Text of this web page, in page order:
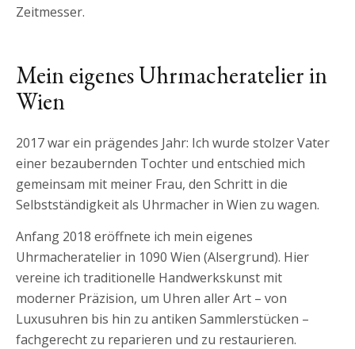
Zeitmesser.
Mein eigenes Uhrmacheratelier in
Wien
2017 war ein prägendes Jahr: Ich wurde stolzer Vater
einer bezaubernden Tochter und entschied mich
gemeinsam mit meiner Frau, den Schritt in die
Selbstständigkeit als Uhrmacher in Wien zu wagen.
Anfang 2018 eröffnete ich mein eigenes
Uhrmacheratelier in 1090 Wien (Alsergrund). Hier
vereine ich traditionelle Handwerkskunst mit
moderner Präzision, um Uhren aller Art – von
Luxusuhren bis hin zu antiken Sammlerstücken –
fachgerecht zu reparieren und zu restaurieren.